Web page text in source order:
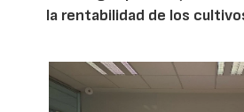
la rentabilidad de los